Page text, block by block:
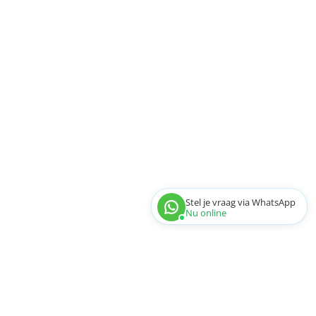
Stel je vraag via WhatsApp
Nu online